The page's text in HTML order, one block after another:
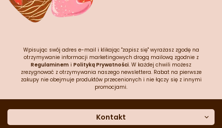
Wpisując swój adres e-mail i klikając "zapisz się" wyrażasz zgodę na
otrzymywanie informacji marketingowych drogą mailową zgodnie z
Regulaminem i Polityką Prywatności. W każdej chwili możesz
zrezygnować z otrzymywania naszego newslettera. Rabat na pierwsze
zakupy nie obejmuje produktów przecenionych i nie łączy się z innymi
promocjami.
Kontakt